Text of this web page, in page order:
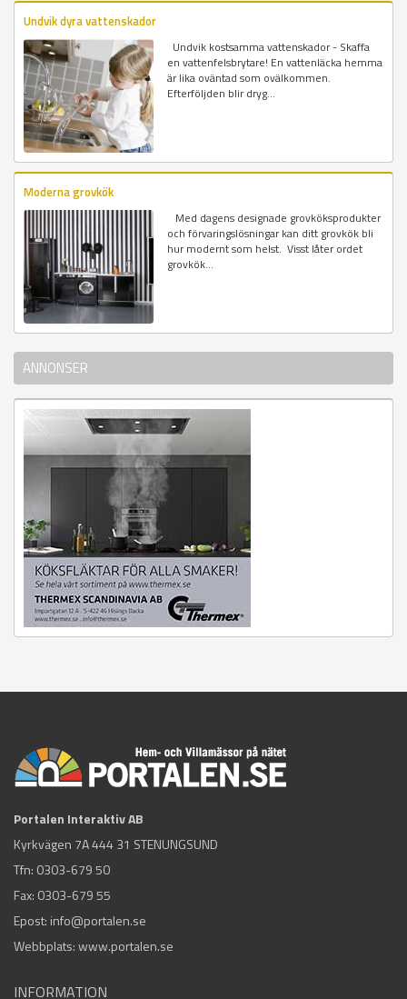
Undvik dyra vattenskador
Undvik kostsamma vattenskador - Skaffa
en vattenfelsbrytare! En vattenläcka hemma
är lika oväntad som ovälkommen.
Efterföljden blir dryg...
Moderna grovkök
Med dagens designade grovköksprodukter
och förvaringslösningar kan ditt grovkök bli
hur modernt som helst. Visst låter ordet
grovkök...
ANNONSER
Portalen Interaktiv AB
Kyrkvägen 7A 444 31 STENUNGSUND
Tfn: 0303-679 50
Fax: 0303-679 55
Epost: info@portalen.se
Webbplats: www.portalen.se
INFORMATION